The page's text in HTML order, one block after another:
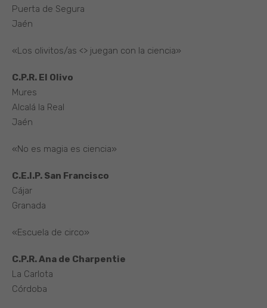
Puerta de Segura
Jaén
«Los olivitos/as <> juegan con la ciencia»
C.P.R. El Olivo
Mures
Alcalá la Real
Jaén
«No es magia es ciencia»
C.E.I.P. San Francisco
Cájar
Granada
«Escuela de circo»
C.P.R. Ana de Charpentie
La Carlota
Córdoba